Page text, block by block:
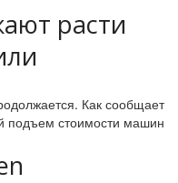
расти
Как сообщает
подъем стоимости машин